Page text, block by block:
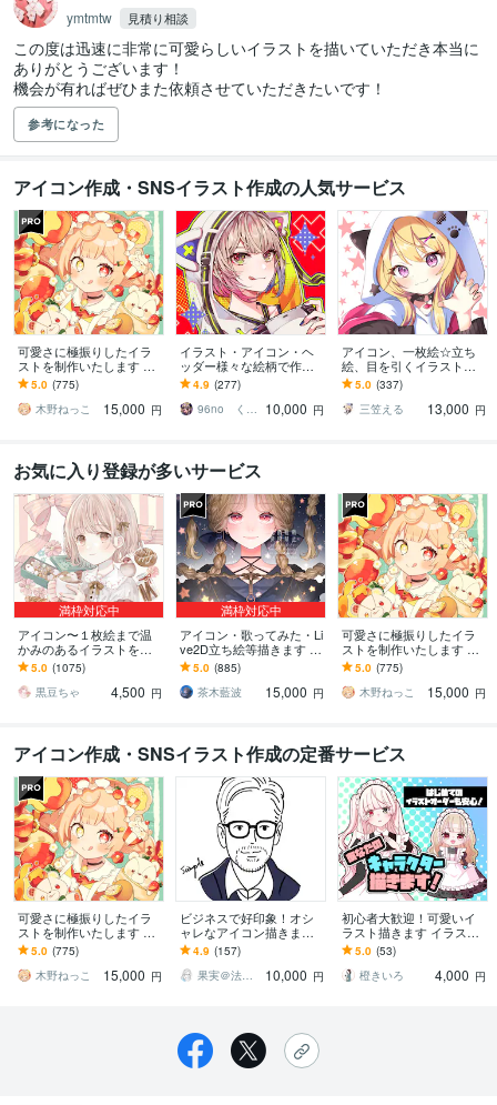
ymtmtw 見積り相談
この度は迅速に非常に可愛らしいイラストを描いていただき本当に
ありがとうございます！
機会が有ればぜひまた依頼させていただきたいです！
参考になった
アイコン作成・SNSイラスト作成の人気サービス
可愛さに極振りしたイラ
ストを制作いたします ★
商用利用＆二次利用込
み！ミニキャラは小物２
点まで無料！★
5.0 (775)
木野ねっこ
15,000 円
イラスト・アイコン・ヘ
ッダー様々な絵柄で作成
します 商用可！似顔絵・
ブログ・インスタ・動画
配信サムネ等用途様々！
4.9 (277)
96no くろの
10,000 円
アイコン、一枚絵☆立ち
絵、目を引くイラスト描
きます イリアム、サム
ネ、live2D、YouTube、歌
ってみたも
5.0 (337)
三笠える
13,000 円
お気に入り登録が多いサービス
満枠対応中
アイコン〜１枚絵まで温
かみのあるイラストを描
きます ★ココナラ自体が
初めての方も、お気軽に
ご相談ください♪★
5.0 (1075)
黒豆ちゃ
4,500 円
満枠対応中
アイコン・歌ってみた・Li
ve2D立ち絵等描きます ち
びキャラや配信用イラス
ト等、幅広く制作してい
ます！
5.0 (885)
茶木藍波
15,000 円
可愛さに極振りしたイラ
ストを制作いたします ★
商用利用＆二次利用込
み！ミニキャラは小物２
点まで無料！★
5.0 (775)
木野ねっこ
15,000 円
アイコン作成・SNSイラスト作成の定番サービス
可愛さに極振りしたイラ
ストを制作いたします ★
商用利用＆二次利用込
み！ミニキャラは小物２
点まで無料！★
5.0 (775)
木野ねっこ
15,000 円
ビジネスで好印象！オシ
ャレなアイコン描きます
シンプルでスタイリッシ
ュ★好感度アップ！SNS
やお仕事にも
4.9 (157)
果実＠法人様実績多数のイラストレーター
10,000 円
初心者大歓迎！可愛いイ
ラスト描きます イラスト
オーダーの仕方がわから
ない方でも大歓迎！
5.0 (53)
橙きいろ
4,000 円